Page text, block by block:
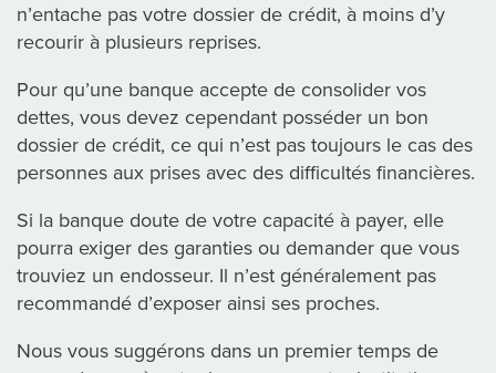
n’entache pas votre dossier de crédit, à moins d’y
recourir à plusieurs reprises.
Pour qu’une banque accepte de consolider vos
dettes, vous devez cependant posséder un bon
dossier de crédit, ce qui n’est pas toujours le cas des
personnes aux prises avec des difficultés financières.
Si la banque doute de votre capacité à payer, elle
pourra exiger des garanties ou demander que vous
trouviez un endosseur. Il n’est généralement pas
recommandé d’exposer ainsi ses proches.
Nous vous suggérons dans un premier temps de